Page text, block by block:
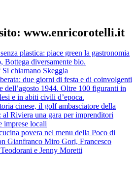
www.enricorotelli.it
plastica: piace green la gastronomia
Bottega diversamente bio.
chiamano Skeggia
due giorni di festa e di coinvolgenti
dell’agosto 1944. Oltre 100 figuranti in
e in abiti civili d’epoca.
cinese, il golf ambasciatore della
Riviera una gara per imprenditori
imprese locali
povera nel menu della Poco di
Gianfranco Miro Gori, Francesco
e Jenny Moretti